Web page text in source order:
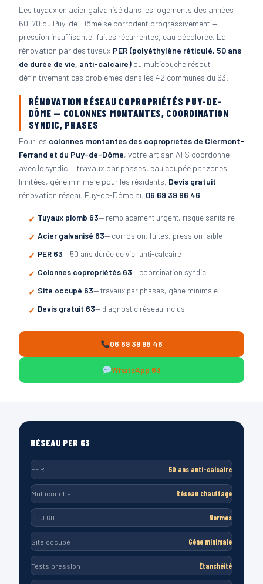
Les tuyaux en acier galvanisé dans les logements des années
60-70 du Puy-de-Dôme se corrodent progressivement —
pression insuffisante, fuites récurrentes, eau décolorée. La
rénovation par des tuyaux PER (polyéthylène réticulé, 50 ans
de durée de vie, anti-calcaire) ou multicouche résout
définitivement ces problèmes dans les 42 communes du 63.
RÉNOVATION RÉSEAU COPROPRIÉTÉS PUY-DE-
DÔME — COLONNES MONTANTES, COORDINATION
SYNDIC, PHASES
Pour les colonnes montantes des copropriétés de Clermont-
Ferrand et du Puy-de-Dôme, votre artisan ATS coordonne
avec le syndic — travaux par phases, eau coupée par zones
limitées, gêne minimale pour les résidents. Devis gratuit
rénovation réseau Puy-de-Dôme au 06 69 39 96 46.
Tuyaux plomb 63— remplacement urgent, risque sanitaire
Acier galvanisé 63— corrosion, fuites, pression faible
PER 63— 50 ans durée de vie, anti-calcaire
Colonnes copropriétés 63— coordination syndic
Site occupé 63— travaux par phases, gêne minimale
Devis gratuit 63— diagnostic réseau inclus
06 69 39 96 46
WhatsApp 63
RÉSEAU PER 63
PER 50 ans anti-calcaire
Multicouche Réseau chauffage
DTU 60 Normes
Site occupé Gêne minimale
Tests pression Étanchéité